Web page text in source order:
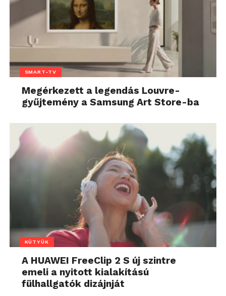
SMART-TV
Megérkezett a legendás Louvre-
gyűjtemény a Samsung Art Store-ba
KÜTYÜK
A HUAWEI FreeClip 2 S új szintre
emeli a nyitott kialakítású
fülhallgatók dizájnját